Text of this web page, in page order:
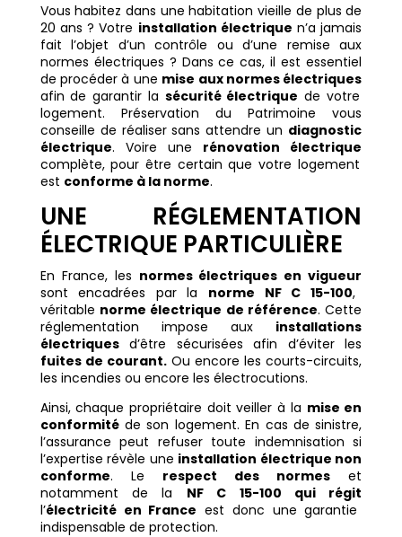
Vous habitez dans une habitation vieille de plus de
20 ans ? Votre installation électrique n’a jamais
fait l’objet d’un contrôle ou d’une remise aux
normes électriques ? Dans ce cas, il est essentiel
de procéder à une mise aux normes électriques
afin de garantir la sécurité électrique de votre
logement. Préservation du Patrimoine vous
conseille de réaliser sans attendre un diagnostic
électrique. Voire une rénovation électrique
complète, pour être certain que votre logement
est conforme à la norme.
UNE RÉGLEMENTATION
ÉLECTRIQUE PARTICULIÈRE
En France, les normes électriques en vigueur
sont encadrées par la norme NF C 15-100,
véritable norme électrique de référence. Cette
réglementation impose aux installations
électriquesd’être sécurisées afin d’éviter les
fuites de courant.Ou encore les courts-circuits,
les incendies ou encore les électrocutions.
Ainsi, chaque propriétaire doit veiller à la mise en
conformitéde son logement. En cas de sinistre,
l’assurance peut refuser toute indemnisation si
l’expertise révèle une installation électrique non
conforme. Le respect des normes et
notamment de la NF C 15-100 qui régit
l’électricité en France est donc une garantie
indispensable de protection.